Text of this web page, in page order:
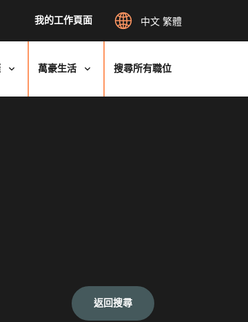
我的工作頁面 中文 繁體
萬豪生活 搜尋所有職位
返回搜尋